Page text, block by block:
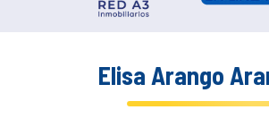
Elisa Arango